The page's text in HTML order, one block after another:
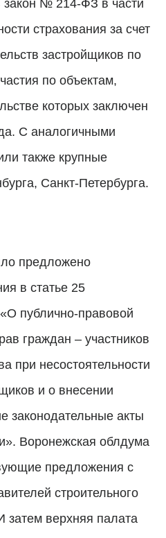
закон № 214-ФЗ в части
страхования за счет
застройщиков по
по объектам,
которых заключен
С аналогичными
также крупные
Санкт-Петербурга.
предложено
в статье 25
публично-правовой
граждан – участников
при несостоятельности
и о внесении
законодательные акты
Воронежская облдума
предложения с
строительного
затем верхняя палата